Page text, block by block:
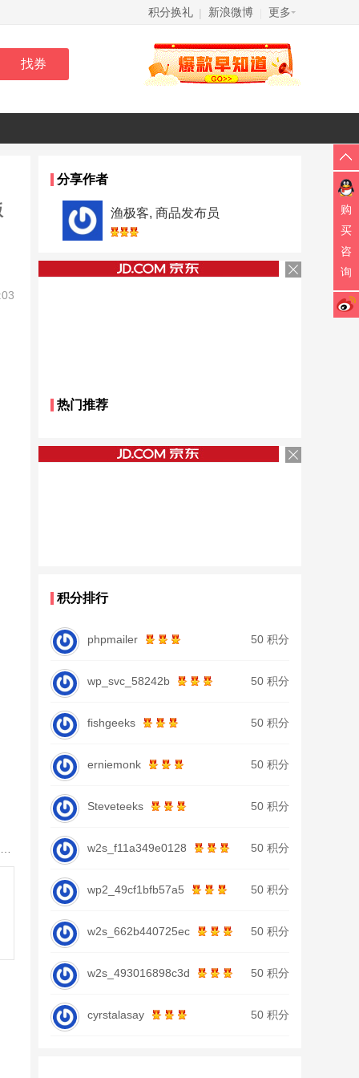
积分换礼 | 新浪微博 更多
分享作者
渔极客, 商品发布员
热门推荐
积分排行
phpmailer 50 积分
wp_svc_58242b 50 积分
fishgeeks 50 积分
erniemonk 50 积分
Steveteeks 50 积分
w2s_f11a349e0128 50 积分
wp2_49cf1bfb57a5 50 积分
w2s_662b440725ec 50 积分
w2s_493016898c3d 50 积分
cyrstalasay 50 积分
购
买
咨
询